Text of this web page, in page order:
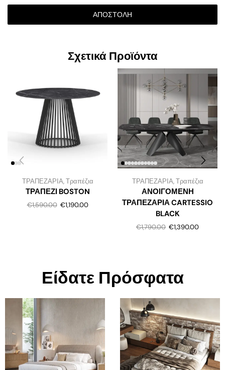
ΑΠΟΣΤΟΛΉ
Σχετικά Προϊόντα
ΤΡΑΠΕΖΑΡΙΑ,Τραπέζια
ΤΡΑΠΕΖΙ BOSTON
€1,590.00 €1,190.00
ΤΡΑΠΕΖΑΡΙΑ,Τραπέζια
ΑΝΟΙΓΟΜΕΝΗ
ΤΡΑΠΕΖΑΡΙΑ CARTESSIO
BLACK
€1,790.00 €1,390.00
Είδατε Πρόσφατα